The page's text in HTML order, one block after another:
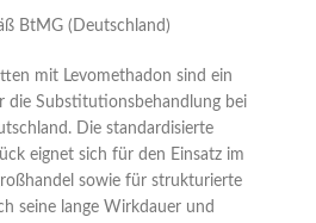
BtMG (Deutschland)
mit Levomethadon sind ein
die Substitutionsbehandlung bei
Die standardisierte
eignet sich für den Einsatz im
sowie für strukturierte
seine lange Wirkdauer und